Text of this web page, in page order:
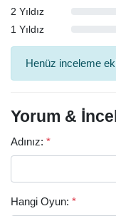
2 Yıldız
1 Yıldız
Henüz inceleme
Yorum &
Adınız: *
Hangi Oyun: *